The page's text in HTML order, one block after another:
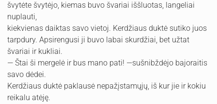
švytėte švytėjo, kiemas buvo švariai iššluotas, langeliai
nuplauti,
kiekvienas daiktas savo vietoj. Kerdžiaus duktė sutiko juos
tarpdury. Apsirengusi ji buvo labai skurdžiai, bet užtat
švariai ir kukliai.
— Štai ši mergelė ir bus mano pati! —sušnibždėjo bajoraitis
savo dėdei.
Kerdžiaus duktė paklausė nepažįstamųjų, iš kur jie ir kokiu
reikalu atėję.